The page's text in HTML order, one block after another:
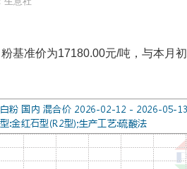
基准价为17180.00元/吨，与本月